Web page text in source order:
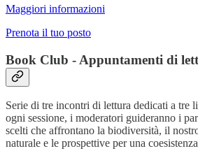
Maggiori informazioni
Prenota il tuo posto
Book Club - Appuntamenti di
Serie di tre incontri di lettura dedicati a tre
ogni sessione, i moderatori guideranno i
scelti che affrontano la biodiversità, il
naturale e le prospettive per una